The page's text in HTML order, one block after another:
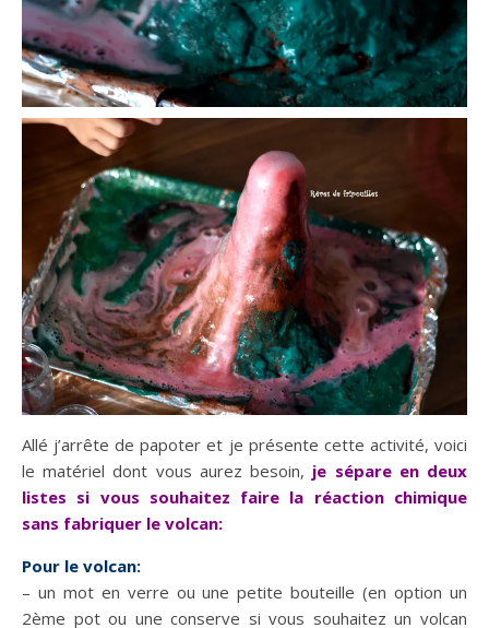
Allé j’arrête de papoter et je présente cette activité, voici
le matériel dont vous aurez besoin, je sépare en deux
listes si vous souhaitez faire la réaction chimique
sans fabriquer le volcan:
Pour le volcan:
– un mot en verre ou une petite bouteille (en option un
2ème pot ou une conserve si vous souhaitez un volcan